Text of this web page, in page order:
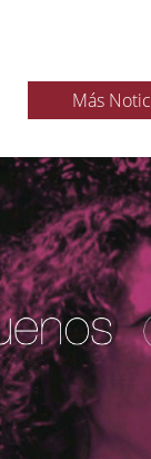
Más